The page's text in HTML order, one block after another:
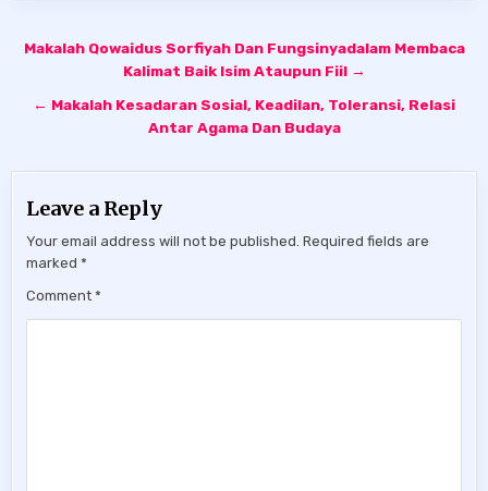
Post
navigation
Makalah Qowaidus Sorfiyah Dan Fungsinyadalam Membaca
Kalimat Baik Isim Ataupun Fiil →
← Makalah Kesadaran Sosial, Keadilan, Toleransi, Relasi
Antar Agama Dan Budaya
Leave a Reply
Your email address will not be published. Required fields are
marked*
Comment*